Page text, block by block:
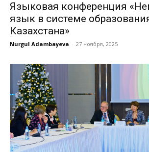
Языковая конференция
язык в системе
Казахстана»
Nurgul Adambayeva - 27 ноября, 2025